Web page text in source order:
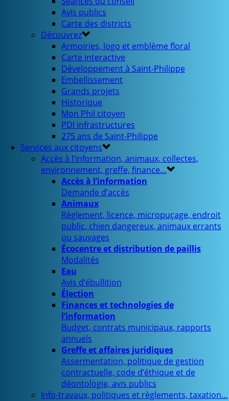
Avis publics
Carte des districts
Découvrez
Armoiries, logo et emblème floral
Carte interactive
Développement à Saint-Philippe
Embellissement
Grands projets
Historique
Mon Phil citoyen
PDI infrastructures
275 ans de Saint-Philippe
Services aux citoyens
Accès à l’information, animaux, collectes,
environnement, greffe, finance…
Accès à l’information
Demande d’accès
Animaux
Règlement, licence, micropuçage, endroit
public, chien dangereux, animaux errants
ou sauvages
Écocentre et distribution de paillis
Modalités
Eau
Avis d’ébullition
Élection
Finances et technologies de
l’information
Budget, contrats municipaux, rapports
annuels
Greffe et affaires juridiques
Assermentation, politique de gestion
contractuelle, code d’éthique et de
déontologie, avis publics
Info-travaux, politiques et règlements, taxation…